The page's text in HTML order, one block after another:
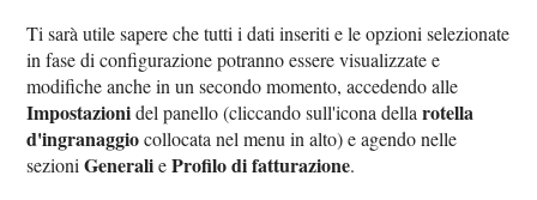
Ti sarà utile sapere che tutti i dati inseriti e le opzioni selezionate
in fase di configurazione potranno essere visualizzate e
modifiche anche in un secondo momento, accedendo alle
Impostazionidel panello (cliccando sull'icona dellarotella
d'ingranaggiocollocata nel menu in alto) e agendo nelle
sezioniGeneralieProfilo di fatturazione.